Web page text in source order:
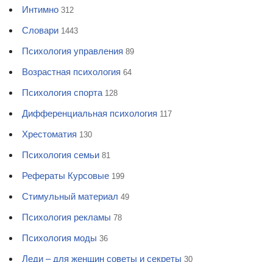
Интимно 312
Словари 1443
Психология управления 89
Возрастная психология 64
Психология спорта 128
Дифференциальная психология 117
Хрестоматия 130
Психология семьи 81
Рефераты Курсовые 199
Стимульный материал 49
Психология рекламы 78
Психология моды 36
Леди – для женщин советы и секреты 30